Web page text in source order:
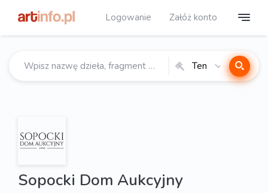
Logowanie Załóż konto
Ten
Sopocki Dom Aukcyjny